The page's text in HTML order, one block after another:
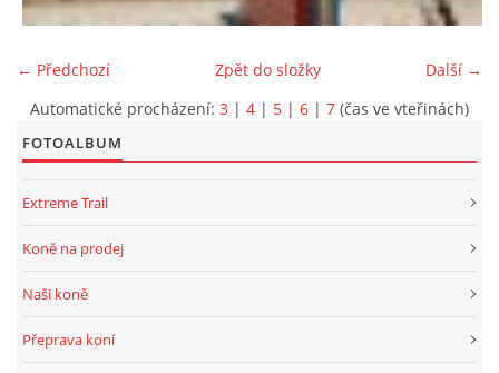
← Předchozí Další →
Zpět do složky
Automatické procházení: 3 | 4 | 5 | 6 | 7 (čas ve vteřinách)
FOTOALBUM
Extreme Trail
Koně na prodej
Naši koně
Přeprava koní